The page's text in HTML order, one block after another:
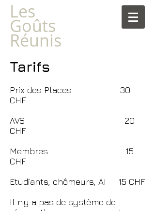
​Les
Goûts
Réunis
Tarifs
Prix des Places 30
CHF
AVS 20
CHF
Membres 15
CHF
Etudiants, chômeurs, AI 15 CHF
Il n'y a pas de système de